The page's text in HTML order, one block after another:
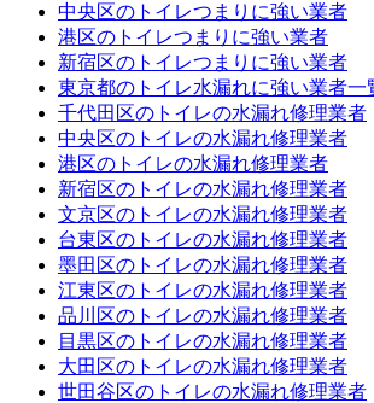
中央区のトイレつまりに強い業者
港区のトイレつまりに強い業者
新宿区のトイレつまりに強い業者
東京都のトイレ水漏れに強い業者一
千代田区のトイレの水漏れ修理業者
中央区のトイレの水漏れ修理業者
港区のトイレの水漏れ修理業者
新宿区のトイレの水漏れ修理業者
文京区のトイレの水漏れ修理業者
台東区のトイレの水漏れ修理業者
墨田区のトイレの水漏れ修理業者
江東区のトイレの水漏れ修理業者
品川区のトイレの水漏れ修理業者
目黒区のトイレの水漏れ修理業者
大田区のトイレの水漏れ修理業者
世田谷区のトイレの水漏れ修理業者